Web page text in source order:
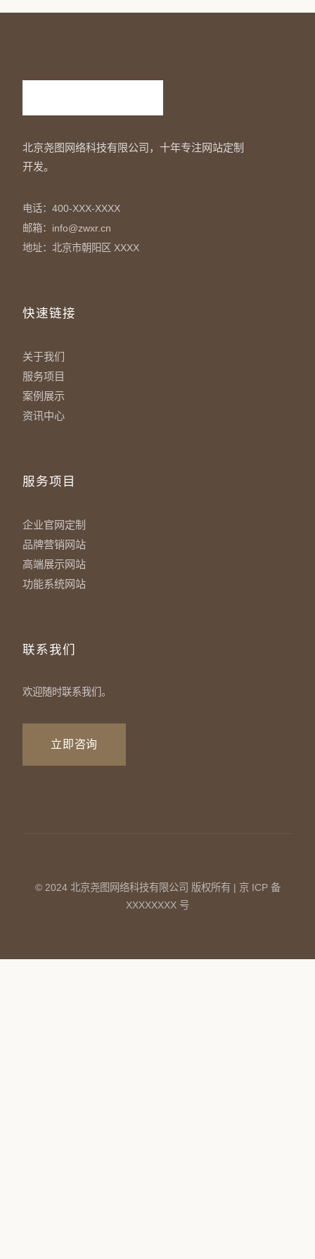
北京尧图网络科技有限公司，十年专注网站定制
开发。
电话：400-XXX-XXXX
邮箱：info@zwxr.cn
地址：北京市朝阳区 XXXX
快速链接
关于我们
服务项目
案例展示
资讯中心
服务项目
企业官网定制
品牌营销网站
高端展示网站
功能系统网站
联系我们
欢迎随时联系我们。
立即咨询
© 2024 北京尧图网络科技有限公司 版权所有 | 京 ICP 备
XXXXXXXX 号